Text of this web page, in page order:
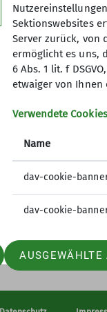
DAV
Sektionswebsites
Server zurück, von
ermöglicht es uns,
6 Abs. 1 lit. f
etwaiger von Ihnen
Verwendete Cookies
Name
dav-cookie-
dav-cookie-